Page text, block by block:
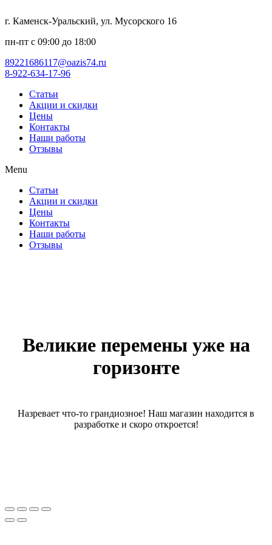
г. Каменск-Уральский, ул. Мусорского 16
пн-пт с 09:00 до 18:00
89221686117@oazis74.ru
8-922-634-17-96
Статьи
Акции и скидки
Цены
Контакты
Наши работы
Отзывы
Menu
Статьи
Акции и скидки
Цены
Контакты
Наши работы
Отзывы
Великие перемены уже на
горизонте
Назревает что-то грандиозное! Наш магазин находится в
разработке и скоро откроется!